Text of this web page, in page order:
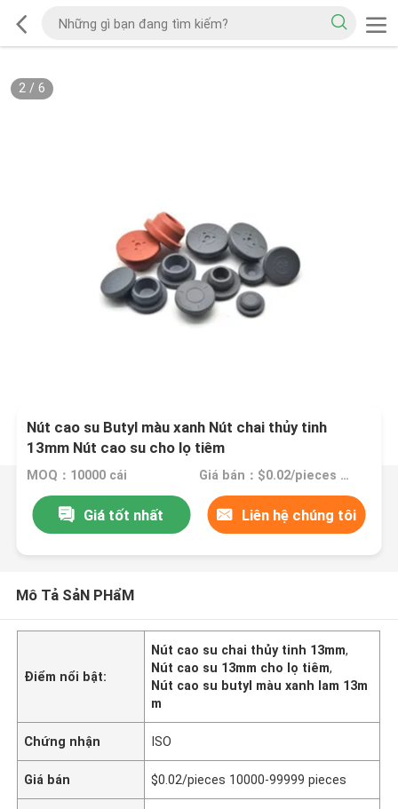
2/ 6
Nút cao su Butyl màu xanh Nút chai thủy tinh
13mm Nút cao su cho lọ tiêm
MOQ：10000 cái Giá bán：$0.02/pieces 10000-99999 pieces
Giá tốt nhất Liên hệ chúng tôi
Mô Tả SảN PHẩM
Điểm nổi bật:
Nút cao su chai thủy tinh 13mm,
Nút cao su 13mm cho lọ tiêm,
Nút cao su butyl màu xanh lam 13m
m
Chứng nhận ISO
Giá bán $0.02/pieces 10000-99999 pieces